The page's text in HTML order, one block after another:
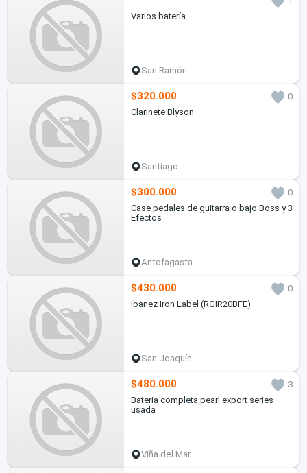
Varios batería
San Ramón
$320.000
0
Clarinete Blyson
Santiago
$300.000
0
Case pedales de guitarra o bajo Boss y 3
Efectos
Antofagasta
$430.000
0
Ibanez Iron Label (RGIR20BFE)
San Joaquín
$480.000
3
Bateria completa pearl export series
usada
Viña del Mar